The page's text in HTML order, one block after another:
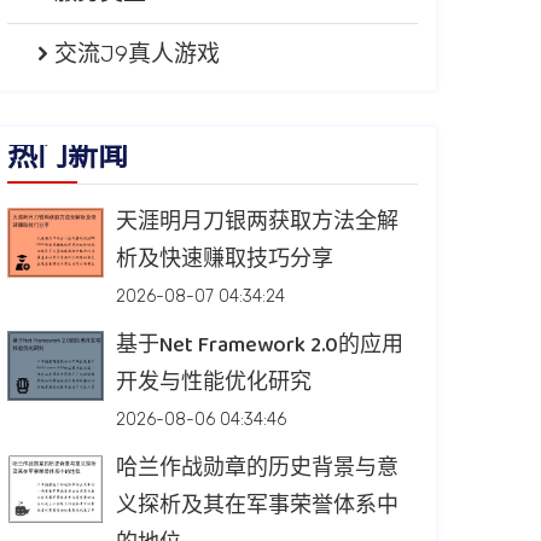
交流J9真人游戏
热门新闻
天涯明月刀银两获取方法全解
析及快速赚取技巧分享
2026-08-07 04:34:24
基于Net Framework 2.0的应用
开发与性能优化研究
2026-08-06 04:34:46
哈兰作战勋章的历史背景与意
义探析及其在军事荣誉体系中